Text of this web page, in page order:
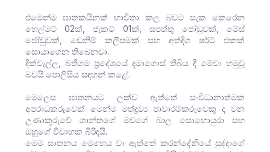
එමෙන්ම ඝාතකයිනක් භාවිතා කල බවට සැක කෙරෙන
හෙල්මට් 02ක්, ජැකට් 01ක්, සපත්තු ජෝඩුවක්, මේස්
ජෝඩුවක්, ඩෙනිම් කලිසමක් සහ අත්දිග ෂර්ට් එකක්
සොයාගෙන තිබෙනවා.
දික්වැල්ල, බතීගම ප්‍රදේශයේ දමාගොස් තිබිය දී මේවා හමුවූ
බවයි පොලිසිය සඳහන් කළේ.
මෙලෙස ඝාතනයට ලක්ව ඇත්තේ සංවිධානාත්මක
අපරාධකරුවෙක් මෙන්ම මත්ද්‍රව්‍ය ජාවාරම්කරුවෙකු ද වන
උණාකූරුවේ ශාන්තගේ මවගේ බාල සොහොයුරා සහ
ඔහුගේ විවාහක බිරිඳයි.
මෙම ඝාතනය මෙහෙය වා ඇත්තේ කරන්දේනියේ සුද්දාගේ